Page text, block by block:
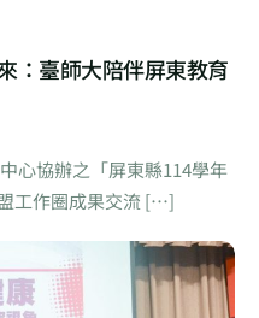
：臺師大陪伴屏東教育
心協辦之「屏東縣114學年
工作圈成果交流 […]